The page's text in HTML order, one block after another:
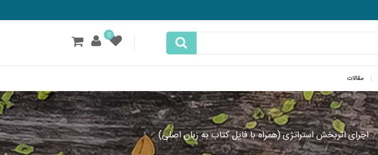
0
مقالات
اجرای اثربخش استراتژی (همراه با فایل کتاب به زبان اصلی)